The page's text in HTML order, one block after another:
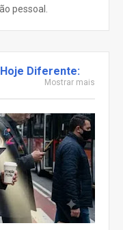
pessoal.
Diferente:
Mostrar mais